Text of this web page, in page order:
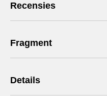
Recensies
Fragment
Details